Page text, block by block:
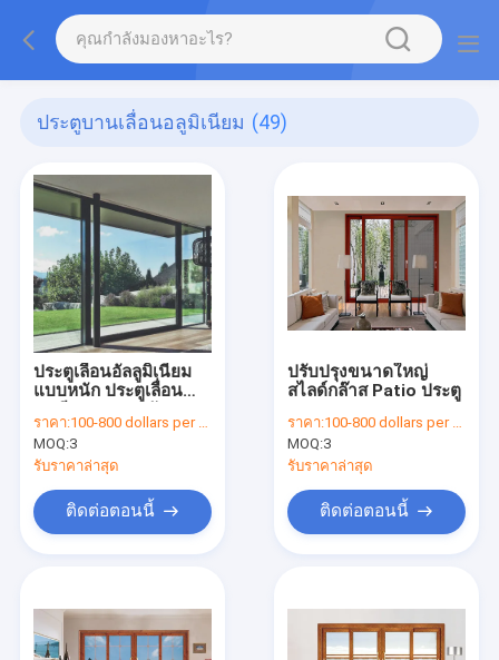
ประตูบานเลื่อนอลูมิเนียม (49)
ประตูเลื่อนอัลลูมิเนียม
แบบหนัก ประตูเลื่อน
ราคา:100-800 dollars per set
MOQ:3
รับราคาล่าสุด
ติดต่อตอนนี้
ปรับปรุงขนาดใหญ่
สไลด์กล๊าส Patio ประตู
ราคา:100-800 dollars per set
MOQ:3
รับราคาล่าสุด
ติดต่อตอนนี้